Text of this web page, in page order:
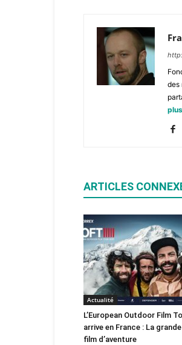
des
ARTICLES
Actualité
L’European Outdoor Film
arrive en France : La
film d’aventure